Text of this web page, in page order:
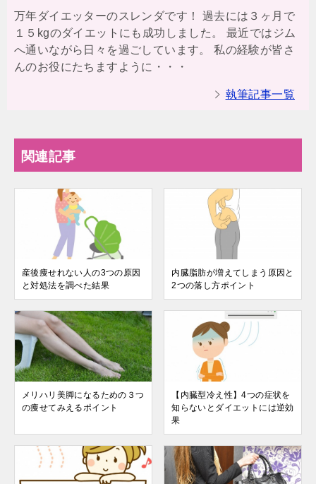
万年ダイエッターのスレンダです！ 過去には３ヶ月で
１５kgのダイエットにも成功しました。 最近ではジム
へ通いながら日々を過ごしています。 私の経験が皆さ
んのお役にたちますように・・・
執筆記事一覧
関連記事
産後痩せれない人の3つの原因
と対処法を調べた結果
内臓脂肪が増えてしまう原因と
2つの落し方ポイント
メリハリ美脚になるための３つ
の痩せてみえるポイント
【内臓型冷え性】4つの症状を
知らないとダイエットには逆効
果